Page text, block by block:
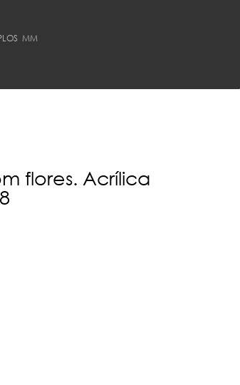
MM
flores. Acrílica